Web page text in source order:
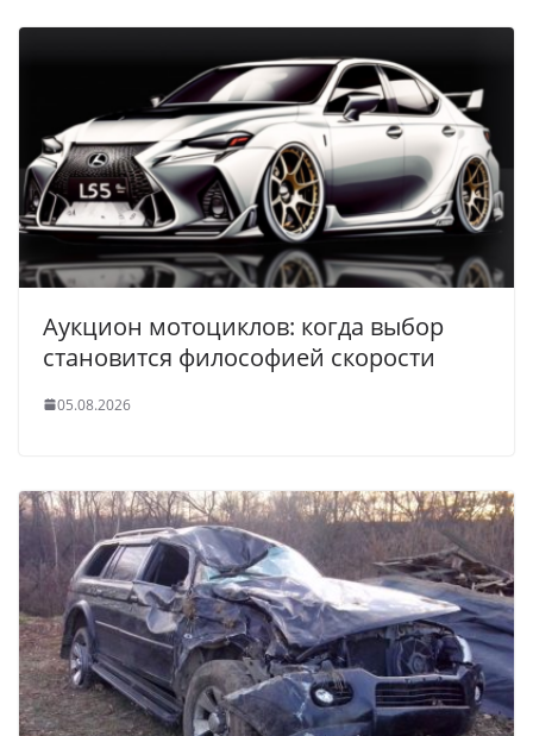
Аукцион мотоциклов: когда выбор
становится философией скорости
05.08.2026